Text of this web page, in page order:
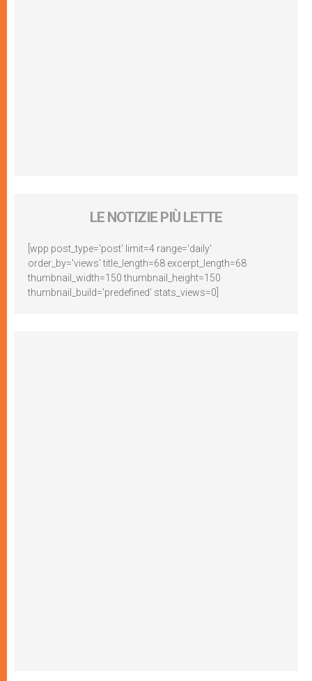
LE NOTIZIE PIÙ LETTE
[wpp post_type='post' limit=4 range='daily'
order_by='views' title_length=68 excerpt_length=68
thumbnail_width=150 thumbnail_height=150
thumbnail_build='predefined' stats_views=0]